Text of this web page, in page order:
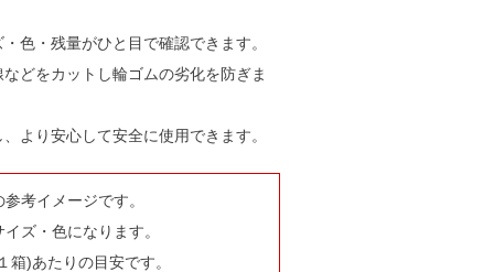
色・残量がひと目で確認できます。
どをカットし輪ゴムの劣化を防ぎま
より安心して安全に使用できます。
考イメージです。
ズ・色になります。
)あたりの目安です。